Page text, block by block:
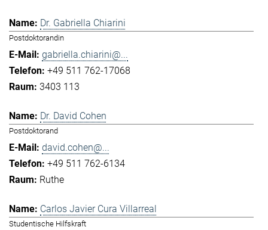
Dr. Gabriella Chiarini
Postdoktorandin
gabriella.chiarini@...
+49 511 762-17068
3403 113
Dr. David Cohen
Postdoktorand
david.cohen@...
+49 511 762-6134
Ruthe
Carlos Javier Cura Villarreal
Studentische Hilfskraft